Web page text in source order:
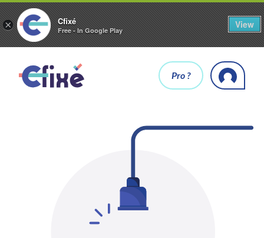
× Cfixé
Free - In Google Play
View
Pro ?